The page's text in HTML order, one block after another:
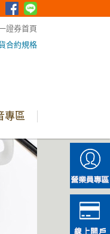
證券首頁
合約規格
專區